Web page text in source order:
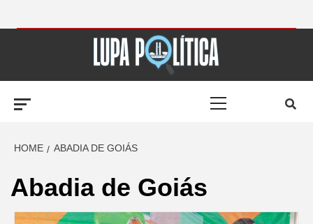
LUPA
POLÍTICA –
AMPLIANDO A
NOTÍCIA
HOME ABADIA DE GOIÁS
Abadia de Goiás